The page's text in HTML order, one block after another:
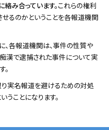
み合っています。これらの権利
るのかということを各報道機関
、各報道機関は、事件の性質や
漢で逮捕された事件について実
り実名報道を避けるための対処
いうことになります。